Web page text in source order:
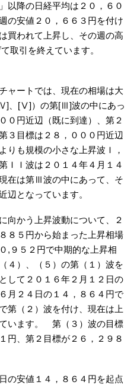
以降の日経平均は２０，６０
の安値２０，６６３円を付け
買われて上昇し、その週の高
取引を終えています。
ャートでは、現在の相場は大
、[Ⅴ]）の第[Ⅲ]波の中にあっ
０円近辺（既に到達）、第２
３目標は２８，０００円近辺
も規模の小さな上昇波Ｉ，
ＩＩ波は２０１４年４月１４
在は第Ⅲ波の中にあって、そ
となっています。
かう上昇波動について、２
８５円から始まった上昇相場
,９５２円で中期的な上昇相
４）、（５）の第（１）波を
して２０１６年２月１２日の
月２４日の１４，８６４円で
第（２）波を付け、現在は上
います。 第（３）波の目標
円、第２目標が２６，２９８
の安値１４，８６４円を起点